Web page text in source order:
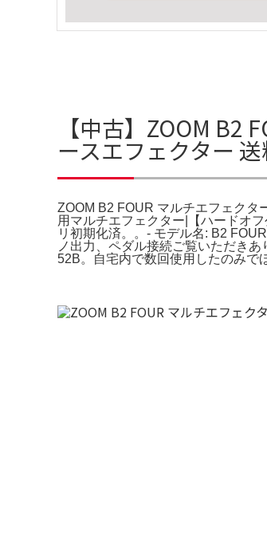
【中古】ZOOM B2
ースエフェクター
ZOOM B2 FOUR マルチエフェクタ
用マルチエフェクター|【ハードオ
リ初期化済。。- モデル名: B2
ノ出力、ペダル接続ご覧いただき
52B。自宅内で数回使用したのみで